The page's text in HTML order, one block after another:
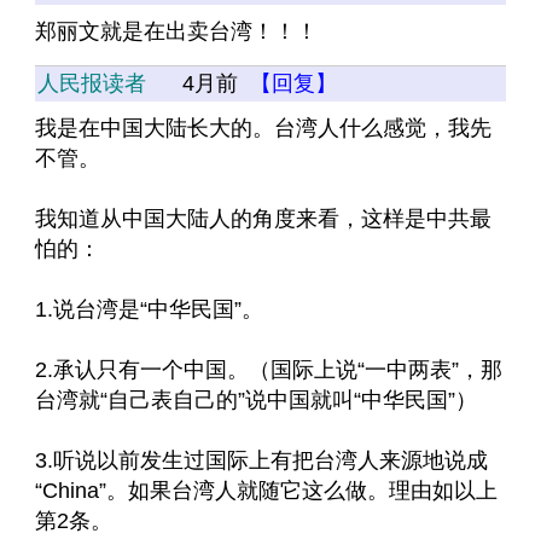
郑丽文就是在出卖台湾！！！
人民报读者 4月前
【回复】
我是在中国大陆长大的。台湾人什么感觉，我先
不管。
我知道从中国大陆人的角度来看，这样是中共最
怕的：
1.说台湾是“中华民国”。
2.承认只有一个中国。（国际上说“一中两表”，那
台湾就“自己表自己的”说中国就叫“中华民国”）
3.听说以前发生过国际上有把台湾人来源地说成
“China”。如果台湾人就随它这么做。理由如以上
第2条。